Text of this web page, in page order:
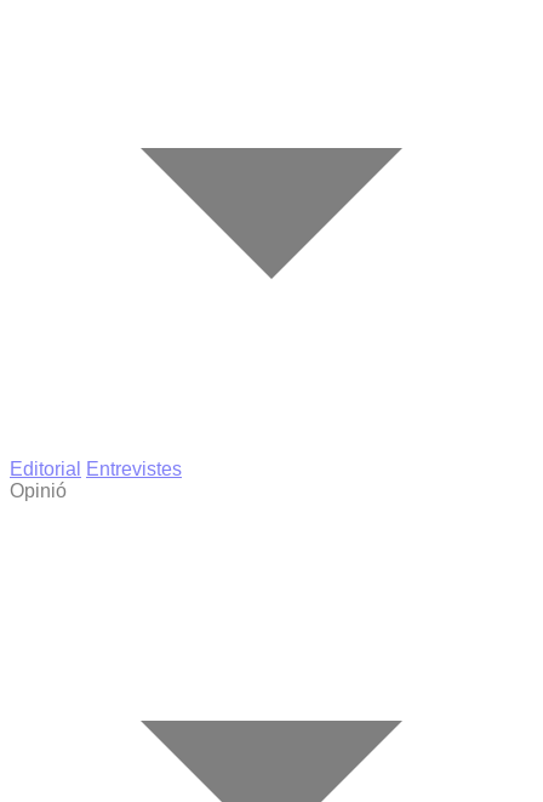
Editorial
Entrevistes
Opinió